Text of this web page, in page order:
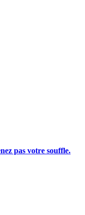
pas votre souffle.